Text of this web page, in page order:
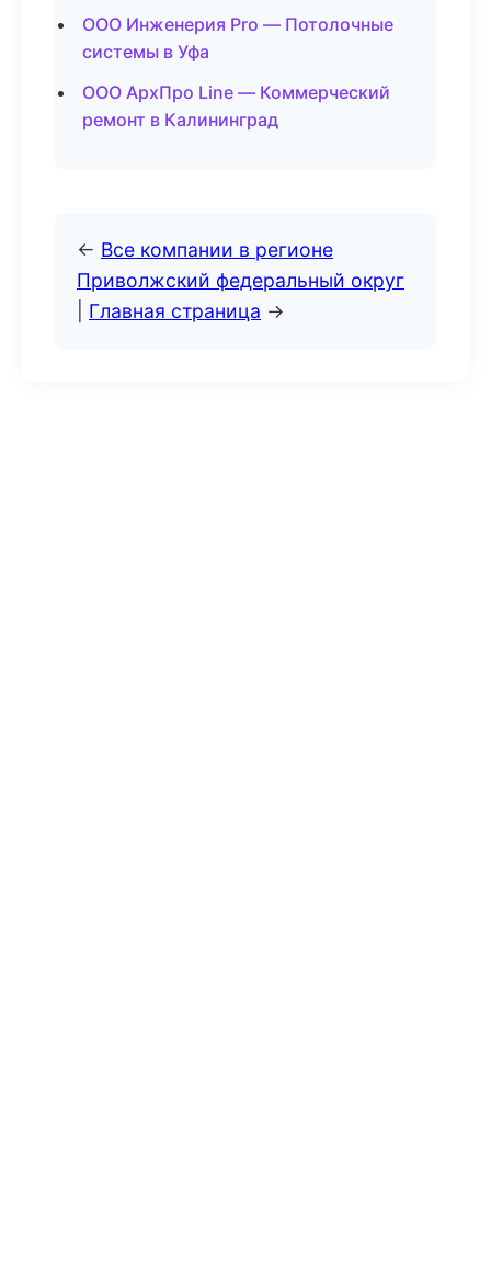
ООО Инженерия Pro — Потолочные
системы в Уфа
ООО АрхПро Line — Коммерческий
ремонт в Калининград
← Все компании в регионе
Приволжский федеральный округ
Главная страница →